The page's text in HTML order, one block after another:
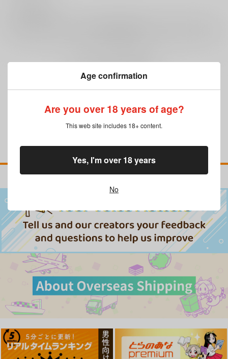
Age confirmation
Are you over 18 years of age?
This web site includes 18+ content.
No
Yes, I'm over 18 years